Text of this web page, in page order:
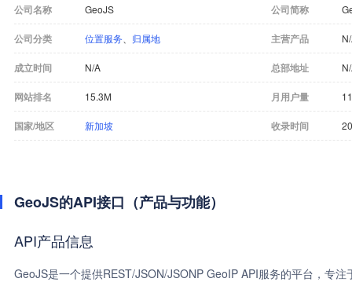
公司名称 GeoJS 公司简称
公司分类 位置服务 归属地 主营产品
成立时间 N/A 总部地址
网站排名 15.3M 月用户量
国家/地区 新加坡 收录时间
GeoJS的API接口（产品与功能）
API产品信息
GeoJS是一个提供REST/JSON/JSONP GeoIP API服务的平台，专